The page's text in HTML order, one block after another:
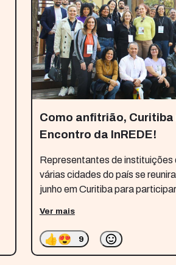
Como anfitrião, Curitiba
Encontro da InREDE!
Representantes de instituições
várias cidades do país se
junho em Curitiba para
O VIII Encontro da inREDE
Ver mais
👍😍 9